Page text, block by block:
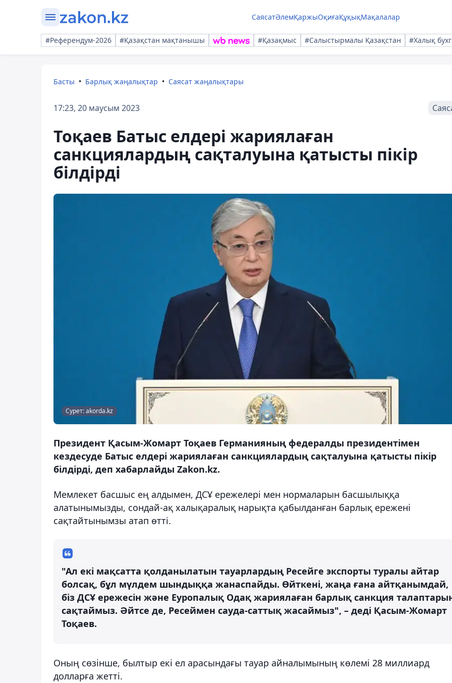
СаясатӘлемҚаржыОқиғаҚұқықМақалалар
#Референдум-2026 #Қазақстан мақтанышы #Қазақмыс #Салыстырмалы Қазақстан #Халық
Басты Барлық жаңалықтар Саясат жаңалықтары
17:23, 20 маусым 2023
Тоқаев Батыс елдері жариялаған
санкциялардың сақталуына қатысты пікір
білдірді
Сурет: akorda.kz
Президент Қасым-Жомарт Тоқаев Германияның федералды президентімен
кездесуде Батыс елдері жариялаған санкциялардың сақталуына қатысты пікір
білдірді, деп хабарлайды Zakon.kz.
Мемлекет басшыс ең алдымен, ДСҰ ережелері мен нормаларын басшылыққа
алатынымызды, сондай-ақ халықаралық нарықта қабылданған барлық ережені
сақтайтынымзы атап өтті.
"Ал екі мақсатта қолданылатын тауарлардың Ресейге экспорты туралы айтар
болсақ, бұл мүлдем шындыққа жанаспайды. Өйткені, жаңа ғана айтқанымдай,
біз ДСҰ ережесін және Еуропалық Одақ жариялаған барлық санкция
сақтаймыз. Әйтсе де, Ресеймен сауда-саттық жасаймыз", – деді Қасым-Жомарт
Тоқаев.
Оның сөзінше, былтыр екі ел арасындағы тауар айналымының көлемі 28 миллиард
долларға жетті.